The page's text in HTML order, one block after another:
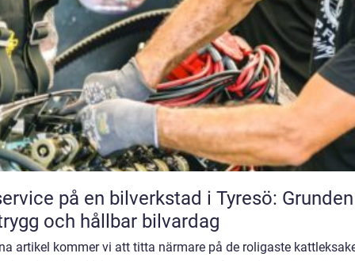
på en bilverkstad i Tyresö:
och hållbar bilvardag
artikel kommer vi att titta närmare på de roligaste